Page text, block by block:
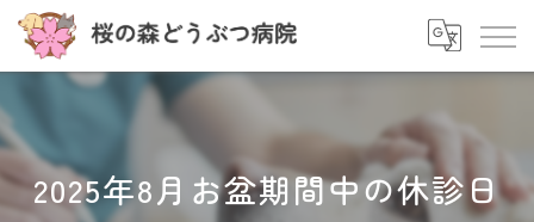
2025年8月お盆期間中の休診日